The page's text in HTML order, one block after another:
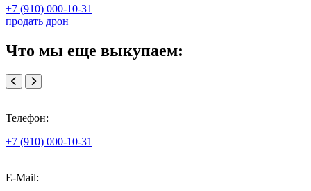
+7 (910) 000-10-31
продать дрон
Что мы еще выкупаем:
Телефон:
+7 (910) 000-10-31
E-Mail: